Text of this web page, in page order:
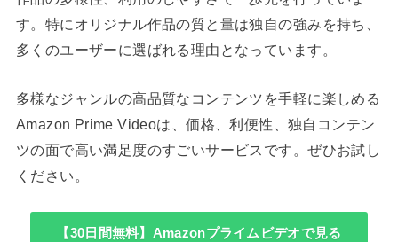
す。特にオリジナル作品の質と量は独自の強みを持ち、
多くのユーザーに選ばれる理由となっています。
多様なジャンルの高品質なコンテンツを手軽に楽しめる
Amazon Prime Videoは、価格、利便性、独自コンテン
ツの面で高い満足度のすごいサービスです。ぜひお試し
ください。
【30日間無料】Amazonプライムビデオで見る